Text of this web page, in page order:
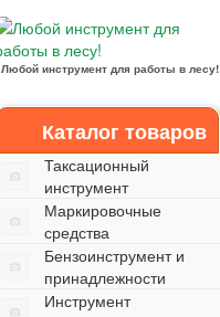
Любой инструмент для работы в лесу!
Каталог товаров
Таксационный
инструмент
Маркировочные
средства
Бензоинструмент и
принадлежности
Инструмент